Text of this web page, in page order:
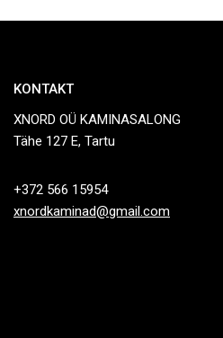
KONTAKT
XNORD OÜ KAMINASALONG
Tähe 127 E, Tartu
+372 566 15954
xnordkaminad@gmail.com